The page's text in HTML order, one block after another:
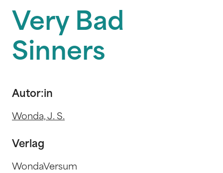
Very Bad
Sinners
Autor:in
Wonda, J. S.
Verlag
WondaVersum